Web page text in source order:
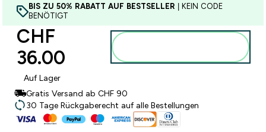
BIS ZU 50% RABATT AUF BESTSELLER | KEIN CODE
BENÖTIGT
CHF
36.00‎
Auf Lager
Gratis Versand ab CHF 90
30 Tage Rückgaberecht auf alle Bestellungen